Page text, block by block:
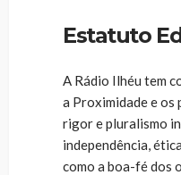
Estatuto
A Rádio Ilhéu tem
a Proximidade e os
rigor e pluralismo
independência,
como a boa-fé dos